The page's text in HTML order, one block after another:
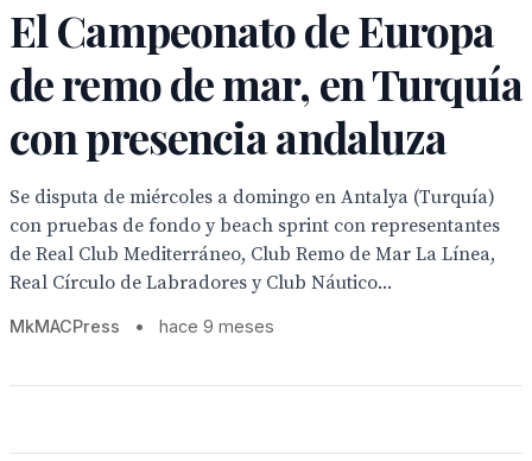
El Campeonato de Europa
de remo de mar, en Turquía
con presencia andaluza
Se disputa de miércoles a domingo en Antalya (Turquía)
con pruebas de fondo y beach sprint con representantes
de Real Club Mediterráneo, Club Remo de Mar La Línea,
Real Círculo de Labradores y Club Náutico...
MkMACPress • hace 9 meses